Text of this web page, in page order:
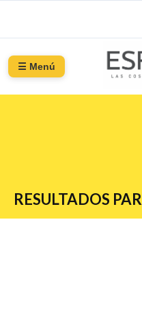
☰ Menú
RESULTADOS